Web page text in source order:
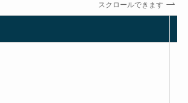
スクロールできます